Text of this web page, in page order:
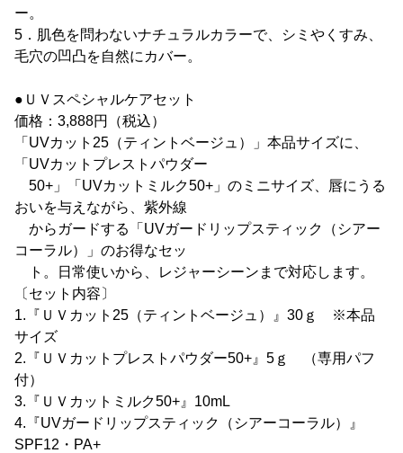
ー。
5．肌色を問わないナチュラルカラーで、シミやくすみ、
毛穴の凹凸を自然にカバー。
●ＵＶスペシャルケアセット
価格：3,888円（税込）
「UVカット25（ティントベージュ）」本品サイズに、
「UVカットプレストパウダー
50+」「UVカットミルク50+」のミニサイズ、唇にうる
おいを与えながら、紫外線
からガードする「UVガードリップスティック（シアー
コーラル）」のお得なセッ
ト。日常使いから、レジャーシーンまで対応します。
〔セット内容〕
1.『ＵＶカット25（ティントベージュ）』30ｇ ※本品
サイズ
2.『ＵＶカットプレストパウダー50+』5ｇ （専用パフ
付）
3.『ＵＶカットミルク50+』10mL
4.『UVガードリップスティック（シアーコーラル）』
SPF12・PA+